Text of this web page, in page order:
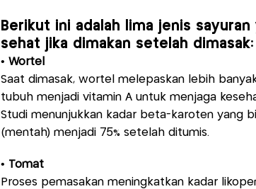
Berikut ini adalah lima jenis
sehat jika dimakan setelah dimasak:
• Wortel
Saat dimasak, wortel melepaskan lebih
tubuh menjadi vitamin A untuk menjaga
Studi menunjukkan kadar beta-karoten yang
(mentah) menjadi 75% setelah ditumis.
• Tomat
Proses pemasakan meningkatkan kadar